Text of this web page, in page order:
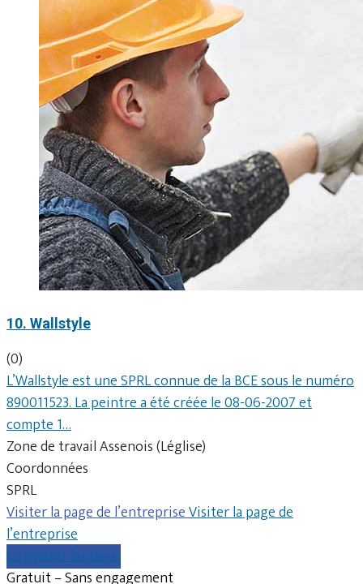
10. Wallstyle
(0)
L’Wallstyle est une SPRL connue de la BCE sous le numéro
890011523. La peintre a été créée le 08-06-2007 et
compte 1…
Zone de travail Assenois (Léglise)
Coordonnées
SPRL
Visiter la page de l’entrepriseVisiter la page de
l’entreprise
Comparer les devis
Gratuit – Sans engagement